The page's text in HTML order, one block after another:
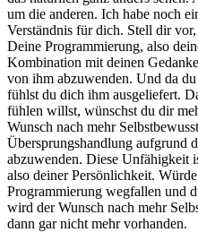
um die anderen. Ich habe noch
Verständnis für dich. Stell dir
Deine Programmierung, also
Kombination mit deinen
von ihm abzuwenden. Und da
fühlst du dich ihm ausgeliefert.
fühlen willst, wünschst du dir
Wunsch nach mehr
Übersprungshandlung aufgrund
abzuwenden. Diese Unfähigkeit
also deiner Persönlichkeit.
Programmierung wegfallen und
wird der Wunsch nach mehr
dann gar nicht mehr vorhanden.